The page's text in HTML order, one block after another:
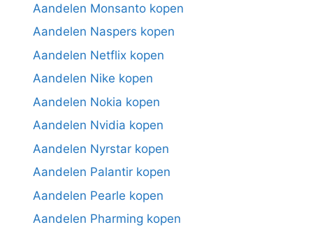
Aandelen Monsanto kopen
Aandelen Naspers kopen
Aandelen Netflix kopen
Aandelen Nike kopen
Aandelen Nokia kopen
Aandelen Nvidia kopen
Aandelen Nyrstar kopen
Aandelen Palantir kopen
Aandelen Pearle kopen
Aandelen Pharming kopen